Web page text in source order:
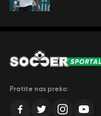
Pratite nas preko: